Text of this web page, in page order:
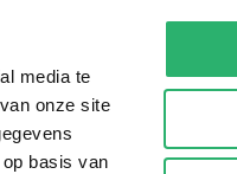
media te
onze site
basis van